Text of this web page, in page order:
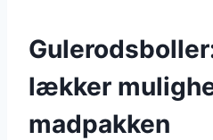
lækker
madpakken